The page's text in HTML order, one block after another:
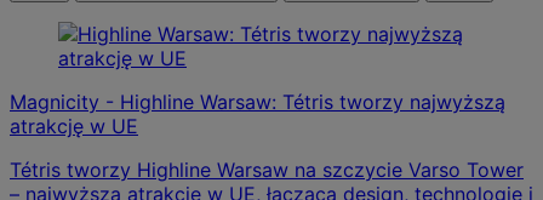
Magnicity - Highline Warsaw: Tétris tworzy najwyższą
atrakcję w UE
Tétris tworzy Highline Warsaw na szczycie Varso Tower
– najwyższą atrakcję w UE, łączącą design, technologię i